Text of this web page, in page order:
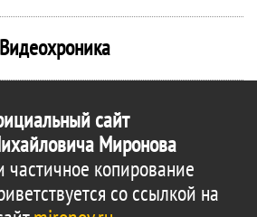
Видеохроника
сайт
Миронова
копирование
со ссылкой на